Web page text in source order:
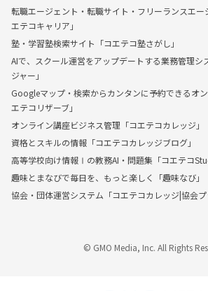
転職エージェント・転職サイト・フリーランスエ
エテコキャリア」
塾・学習塾検索サイト「コエテコ塾さがし」
AIで、スクール運営をアップデートする業務管理シ
ジャー」
Googleマップ・検索からカンタンに予約できるオ
エテコリザーブ」
オンライン講座ビジネス管理「コエテコカレッジ」
資格とスキルの情報「コエテコカレッジブログ」
高等学校向け情報Ⅰの教務AI・問題集「コエテコ
趣味とまなびで毎日を、もっと楽しく「趣味なび」
協会・団体運営システム「コエテコカレッジ|協会プ
© GMO Media, Inc. All Rights